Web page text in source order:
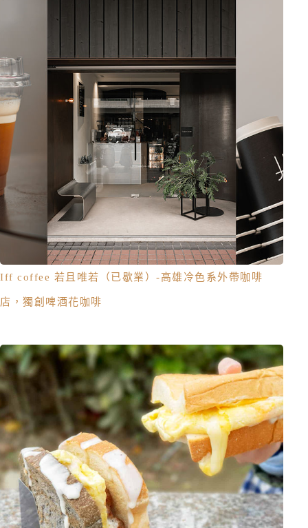
Iff coffee 若且唯若（已歇業）-高雄冷色系外帶咖啡
店，獨創啤酒花咖啡